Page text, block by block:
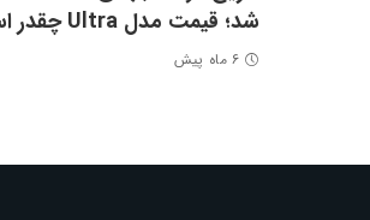
شد؛ قیمت مدل Ultra چقدر است؟
۶ ماه پیش